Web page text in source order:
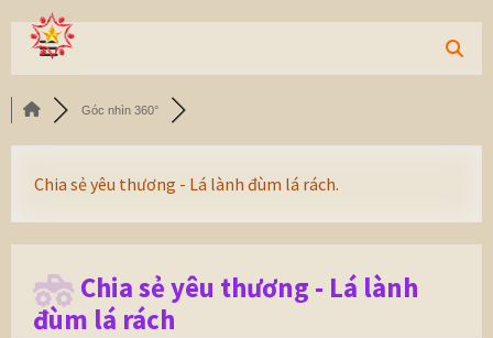
Góc nhìn 360°
Chia sẻ yêu thương - Lá lành đùm lá rách.
Chia sẻ yêu thương - Lá lành
đùm lá rách